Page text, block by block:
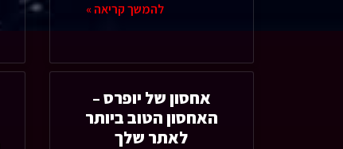
להמשך קריאה »
אחסון של יופרס –
האחסון הטוב ביותר
לאתר שלך